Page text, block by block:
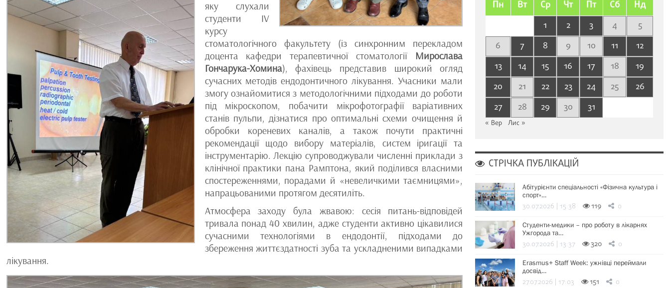
яку слухали
студенти IV
курсу
стоматологічного факультету (із синхронним перекладом
доцента кафедри терапевтичної стоматології Мирослава
Гончарука-Хомина), фахівець представив широкий огляд
сучасних методів ендодонтичного лікування. Учасники мали
змогу ознайомитися з методологічними підходами до роботи
під мікроскопом, побачити мікрофотографії варіативних
станів пульпи, дізнатися про оптимальні схеми очищення й
обробки кореневих каналів, а також почути практичні
рекомендації щодо вибору матеріалів, систем іригації та
інструментарію. Лекцію супроводжували численні приклади з
клінічної практики пана Рамптона, який поділився власними
спостереженнями, порадами й «невеличкими таємницями»,
напрацьованими протягом десятиліть.
Атмосфера заходу була жвавою: сесія питань-відповідей
тривала понад 40 хвилин, адже студенти активно цікавилися
сучасними технологіями в ендодонтії, підходами до
збереження життєздатності зуба та ускладненими випадками
лікування.
Пн Вт Ср Чт Пт Сб Нд
1 2 3 4
5
6
7 8 9 10 11
12
13
14 15 16 17 18
19
20
21 22 23 24 25
26
27
28 29 30 31
« Вер Лис »
СТРІЧКА ПУБЛІКАЦІЙ
Абітурієнти спеціальності «Фізична культура і
спорт»…
30.07.2026 | 15:38 119 0
Студенти-медики – про роботу в лікарнях
Ужгорода та…
30.07.2026 | 13:37 320 0
Erasmus+ Staff Week: ужнівці переймали
досвід…
27.07.2026 | 17:03 151 0